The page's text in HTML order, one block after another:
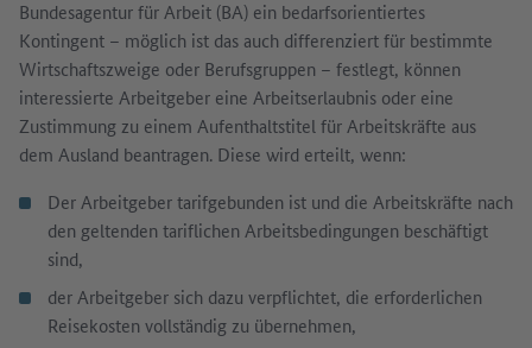
Bundesagentur für Arbeit (BA) ein bedarfsorientiertes
Kontingent – möglich ist das auch differenziert für bestimmte
Wirtschaftszweige oder Berufsgruppen – festlegt, können
interessierte Arbeitgeber eine Arbeitserlaubnis oder eine
Zustimmung zu einem Aufenthaltstitel für Arbeitskräfte aus
dem Ausland beantragen. Diese wird erteilt, wenn:
Der Arbeitgeber tarifgebunden ist und die Arbeitskräfte nach
den geltenden tariflichen Arbeitsbedingungen beschäftigt
sind,
der Arbeitgeber sich dazu verpflichtet, die erforderlichen
Reisekosten vollständig zu übernehmen,